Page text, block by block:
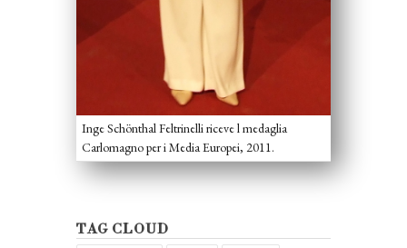
Inge Schönthal Feltrinelli riceve l medaglia
Carlomagno per i Media Europei, 2011.
TAG CLOUD